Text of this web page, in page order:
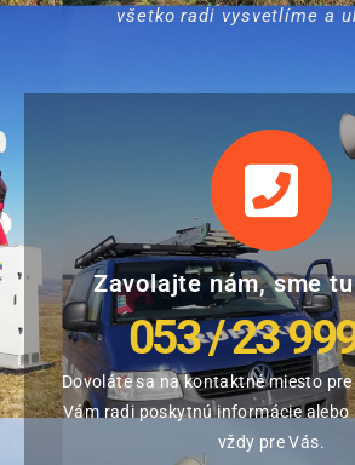
všetko radi vysvetlíme a
Zavolajte nám, sme
053 / 23
Dovoláte sa na kontaktné miesto
Vám radi poskytnú informácie alebo
vždy pre Vás.